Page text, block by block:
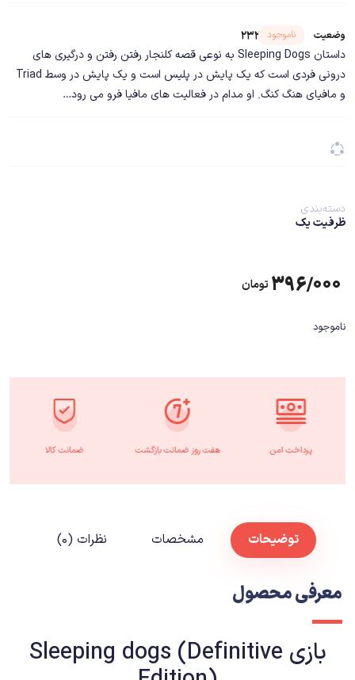
وضعیت ناموجود
شناسه محصول ۲۳۲۷۹
داستان Sleeping Dogs به نوعی قصه کلنجار رفتن رفتن و درگیری های
درونی فردی است که یک پایش در پلیس است و یک پایش در وسط Triad
و مافیای هنگ کنگ. او مدام در فعالیت های مافیا فرو می رود…
دسته‌بندی
ظرفیت یک
۳۹۶/۰۰۰ تومان
ناموجود
پرداخت امن هفت روز ضمانت بازگشت ضمانت کالا
توضیحات مشخصات نظرات (۰)
معرفی محصول
بازی Sleeping dogs (Definitive